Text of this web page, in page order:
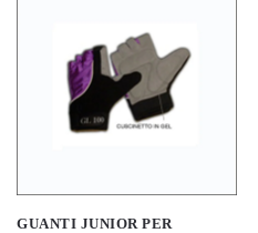
GUANTI JUNIOR PER